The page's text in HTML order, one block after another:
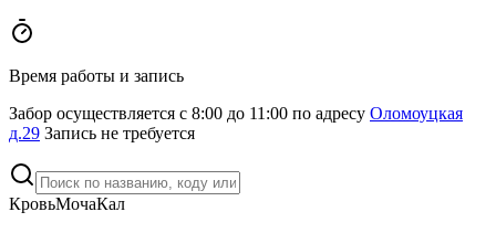
Время работы и запись
Забор осуществляется с 8:00 до 11:00 по адресу Оломоуцкая
д.29 Запись не требуется
КровьМочаКал